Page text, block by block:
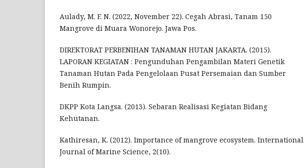
Aulady, M. F. N. (2022, November 22). Cegah Abrasi, Tanam 150
Mangrove di Muara Wonorejo. Jawa Pos.
DIREKTORAT PERBENIHAN TANAMAN HUTAN JAKARTA. (2015).
LAPORAN KEGIATAN : Pengunduhan Pengambilan Materi Genetik
Tanaman Hutan Pada Pengelolaan Pusat Persemaian dan Sumber
Benih Rumpin.
DKPP Kota Langsa. (2013). Sebaran Realisasi Kegiatan Bidang
Kehutanan.
Kathiresan, K. (2012). Importance of mangrove ecosystem. International
Journal of Marine Science, 2(10).